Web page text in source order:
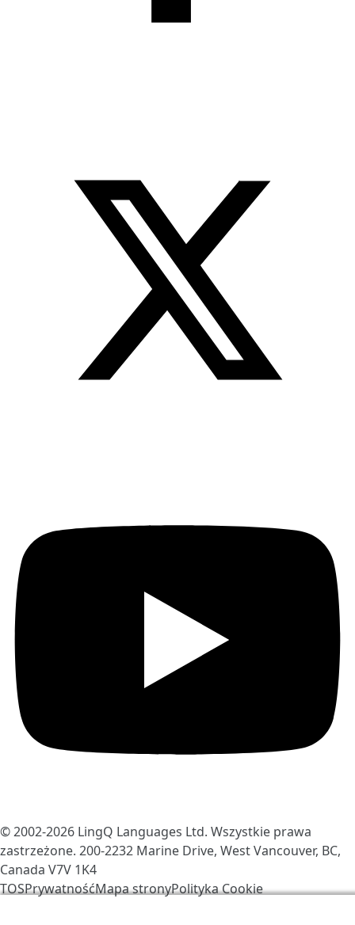
© 2002-2026 LingQ Languages Ltd. Wszystkie prawa
zastrzeżone. 200-2232 Marine Drive, West Vancouver, BC,
Canada V7V 1K4
TOSPrywatnośćMapa stronyPolityka Cookie